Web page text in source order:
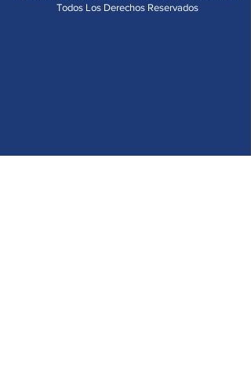
Todos Los Derechos Reservados